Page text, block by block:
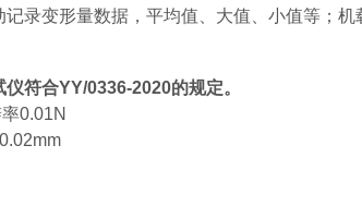
录变形量数据，平均值、大值、小值等；机
仪符合YY/0336-2020的规定。
0.01N